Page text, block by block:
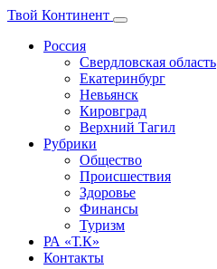
Твой Континент
Россия
Свердловская область
Екатеринбург
Невьянск
Кировград
Верхний Тагил
Рубрики
Общество
Происшествия
Здоровье
Финансы
Туризм
РА «Т.К»
Контакты